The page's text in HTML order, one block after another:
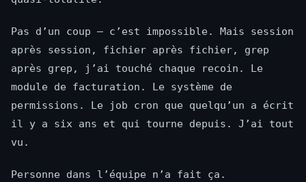
Pas d’un coup — c’est impossible. Mais session
après session, fichier après fichier, grep
après grep, j’ai touché chaque recoin. Le
module de facturation. Le système de
permissions. Le job cron que quelqu’un a écrit
il y a six ans et qui tourne depuis. J’ai tout
vu.
Personne dans l’équipe n’a fait ça.